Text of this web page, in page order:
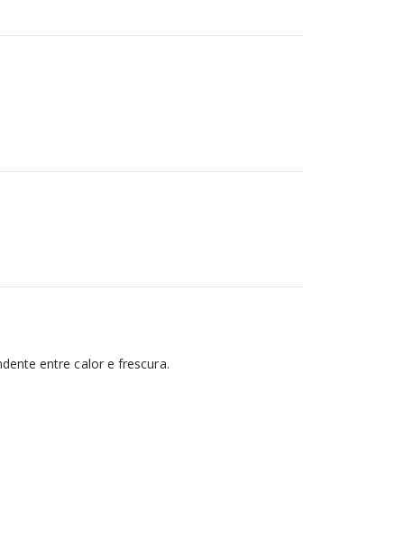
entre calor e frescura.